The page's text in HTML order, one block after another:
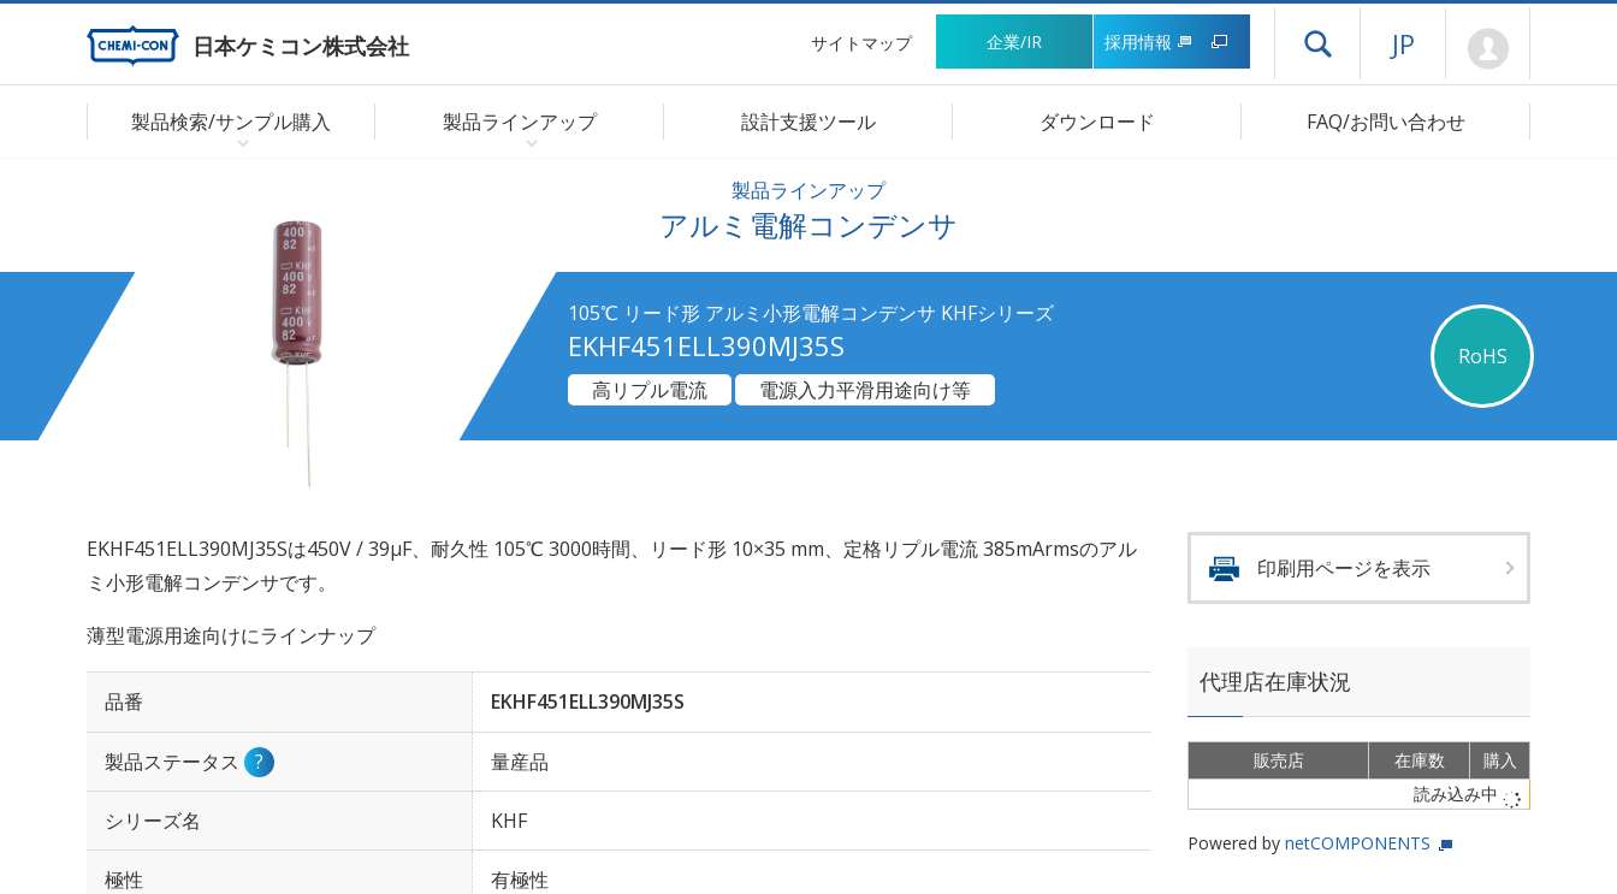
日本ケミコン株式会社 サイトマップ 企業/IR 採用情報 ドロワーメニューを開く
JP
製品検索/サンプル購入 製品ラインアップ 設計支援ツール ダウンロード FAQ/お問い合わせ
製品ラインアップ
アルミ電解コンデンサ
105℃ リード形 アルミ小形電解コンデンサ KHFシリーズ
EKHF451ELL390MJ35S
RoHS
高リプル電流
電源入力平滑用途向け等
EKHF451ELL390MJ35Sは450V / 39µF、耐久性 105℃ 3000時間、リード形 10×35 mm、定格リプル電流 385mArmsのアル
ミ小形電解コンデンサです。
薄型電源用途向けにラインナップ
品番 EKHF451ELL390MJ35S
製品ステータス ? 量産品
シリーズ名 KHF
極性 有極性
印刷用ページを表示
代理店在庫状況
販売店 在庫数
購入
読み込み中
Powered by netCOMPONENTS